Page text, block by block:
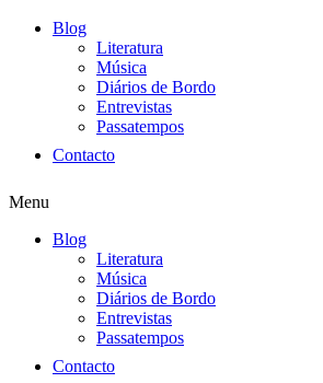
Blog
Literatura
Música
Diários de Bordo
Entrevistas
Passatempos
Contacto
Menu
Blog
Literatura
Música
Diários de Bordo
Entrevistas
Passatempos
Contacto